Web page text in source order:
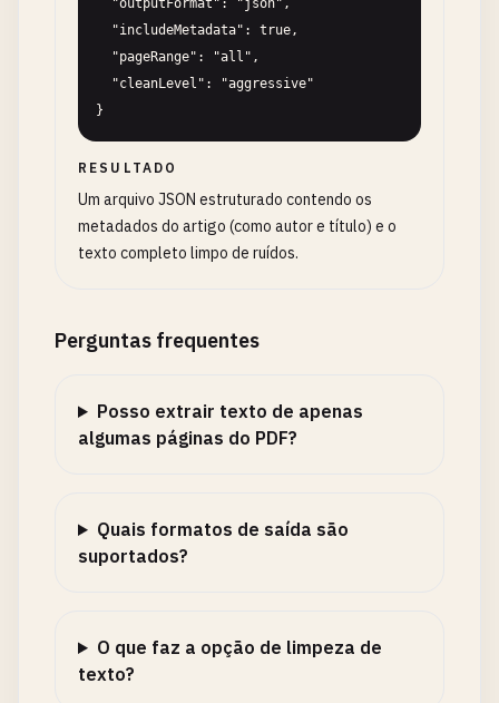
}
RESULTADO
Um arquivo JSON estruturado contendo os
metadados do artigo (como autor e título) e o
texto completo limpo de ruídos.
Perguntas frequentes
Posso extrair texto de apenas
algumas páginas do PDF?
Quais formatos de saída são
suportados?
O que faz a opção de limpeza de
texto?